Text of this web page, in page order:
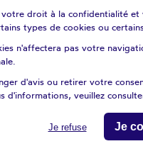
votre droit à la confidentialité
types de cookies ou
n'affectera pas votre
d'avis ou retirer votre
d'informations, veuillez
Je refuse Je